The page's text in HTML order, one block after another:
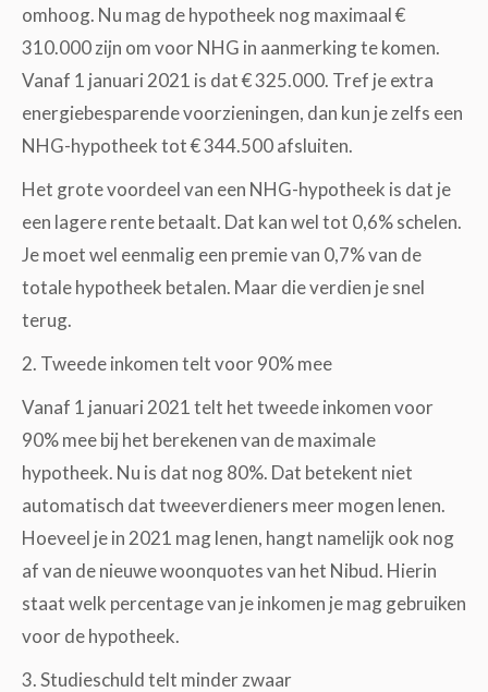
omhoog. Nu mag de hypotheek nog maximaal €
310.000 zijn om voor NHG in aanmerking te komen.
Vanaf 1 januari 2021 is dat € 325.000. Tref je extra
energiebesparende voorzieningen, dan kun je zelfs een
NHG-hypotheek tot € 344.500 afsluiten.
Het grote voordeel van een NHG-hypotheek is dat je
een lagere rente betaalt. Dat kan wel tot 0,6% schelen.
Je moet wel eenmalig een premie van 0,7% van de
totale hypotheek betalen. Maar die verdien je snel
terug.
2. Tweede inkomen telt voor 90% mee
Vanaf 1 januari 2021 telt het tweede inkomen voor
90% mee bij het berekenen van de maximale
hypotheek. Nu is dat nog 80%. Dat betekent niet
automatisch dat tweeverdieners meer mogen lenen.
Hoeveel je in 2021 mag lenen, hangt namelijk ook nog
af van de nieuwe woonquotes van het Nibud. Hierin
staat welk percentage van je inkomen je mag gebruiken
voor de hypotheek.
3. Studieschuld telt minder zwaar